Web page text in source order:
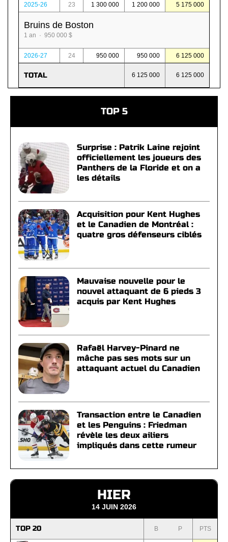
2025-26 23 1 300 000 1 200 000 5 175 000
Bruins de Boston
1 an · 950 000 $
2026-27 24 950 000 950 000 6 125 000
TOTAL 6 125 000 6 125 000
TOP 5
Surprise : Patrik Laine rejoint
officiellement les joueurs des
Panthers de la Floride et on a
les détails
Acquisition pour Kent Hughes
et le Canadien de Montréal :
quatre gros défenseurs ciblés
Mauvaise nouvelle pour le
nouvel attaquant de 6 pieds 3
acquis par Kent Hughes
Rafaël Harvey-Pinard ne
mâche pas ses mots sur un
attaquant actuel du Canadien
Transaction entre le Canadien
et les Penguins : Friedman
révèle les deux ailiers
impliqués dans cette rumeur
HIER
14 JUIN 2026
TOP 20 B P PTS